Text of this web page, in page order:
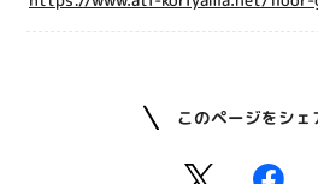
このページをシェ